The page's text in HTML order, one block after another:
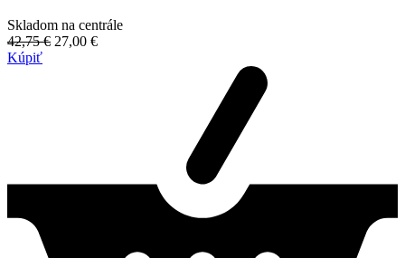
Skladom na centrále
42,75 € 27,00 €
Kúpiť